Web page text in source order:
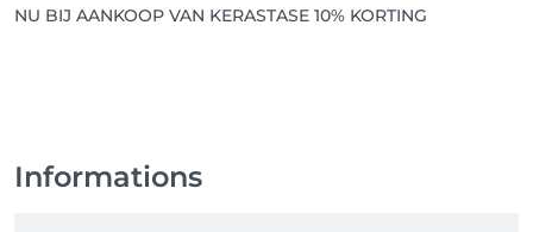
NU BIJ AANKOOP VAN KERASTASE 10% KORTING
Informations